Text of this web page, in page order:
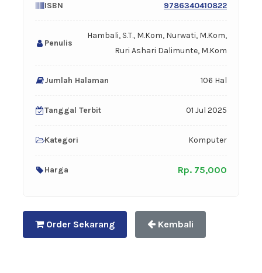
ISBN 9786340410822
Penulis
Hambali, S.T., M.Kom, Nurwati, M.Kom,
Ruri Ashari Dalimunte, M.Kom
Jumlah Halaman 106 Hal
Tanggal Terbit 01 Jul 2025
Kategori Komputer
Harga Rp. 75,000
Order Sekarang Kembali